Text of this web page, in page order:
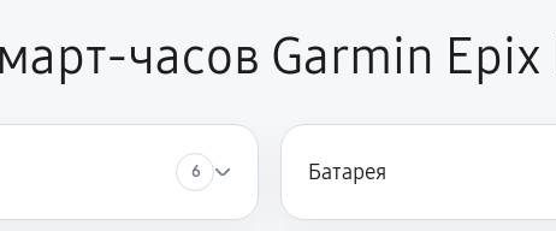
часов Garmin Epix
6 Батарея